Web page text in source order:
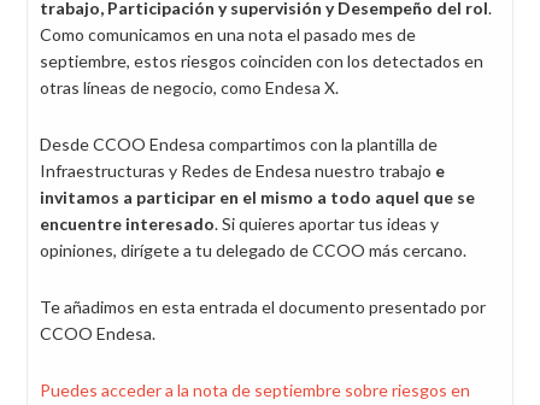
trabajo, Participación y supervisión y Desempeño del rol.
Como comunicamos en una nota el pasado mes de
septiembre, estos riesgos coinciden con los detectados en
otras líneas de negocio, como Endesa X.
Desde CCOO Endesa compartimos con la plantilla de
Infraestructuras y Redes de Endesa nuestro trabajo e
invitamos a participar en el mismo a todo aquel que se
encuentre interesado. Si quieres aportar tus ideas y
opiniones, dirígete a tu delegado de CCOO más cercano.
Te añadimos en esta entrada el documento presentado por
CCOO Endesa.
Puedes acceder a la nota de septiembre sobre riesgos en